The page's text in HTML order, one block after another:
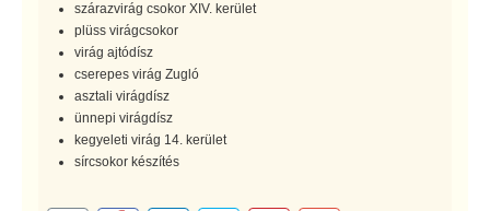
szárazvirág csokor XIV. kerület
plüss virágcsokor
virág ajtódísz
cserepes virág Zugló
asztali virágdísz
ünnepi virágdísz
kegyeleti virág 14. kerület
sírcsokor készítés